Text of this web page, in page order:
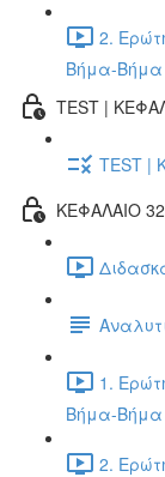
2.
Βήμα-Βήμα
TEST |
TEST |
ΚΕΦΑΛΑΙΟ
1.
Βήμα-Βήμα
2.